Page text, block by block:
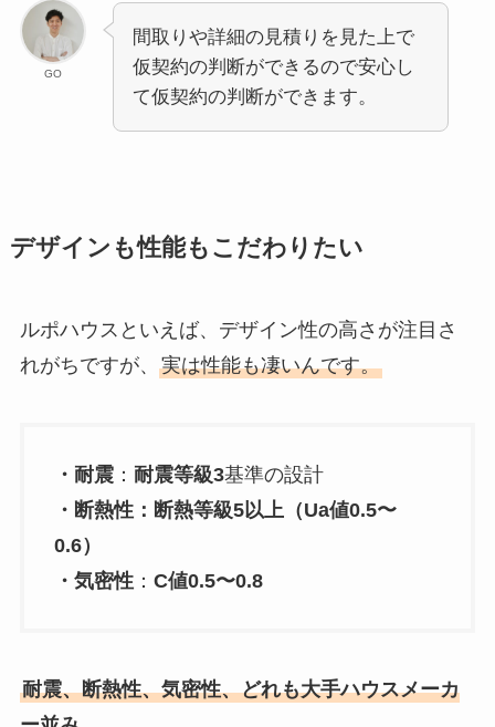
GO
間取りや詳細の見積りを見た上で
仮契約の判断ができるので安心し
て仮契約の判断ができます。
デザインも性能もこだわりたい
ルポハウスといえば、デザイン性の高さが注目さ
れがちですが、 実は性能も凄いんです。
・耐震： 耐震等級3基準の設計
・断熱性：断熱等級5以上（Ua値0.5〜
0.6）
・気密性： C値0.5〜0.8
耐震、断熱性、気密性、どれも大手ハウスメーカ